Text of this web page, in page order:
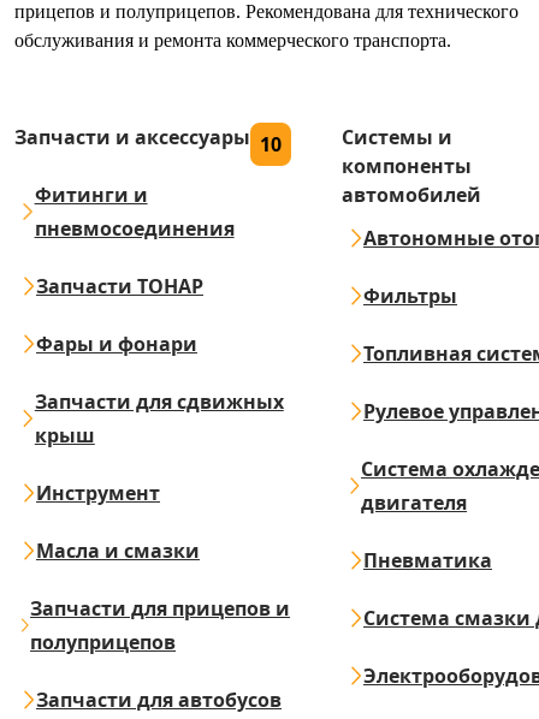
прицепов и полуприцепов. Рекомендована для технического
обслуживания и ремонта коммерческого транспорта.
Запчасти и аксессуары 10
Фитинги и
пневмосоединения
Запчасти ТОНАР
Фары и фонари
Запчасти для сдвижных
крыш
Инструмент
Масла и смазки
Запчасти для прицепов и
полуприцепов
Запчасти для автобусов
Системы и
компоненты
автомобилей
Автономные
Фильтры
Топливная
Рулевое
Система
двигателя
Пневматика
Система смазки